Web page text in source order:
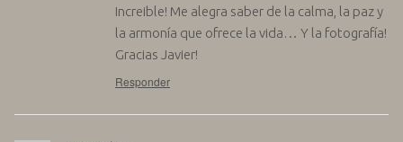
Increible! Me alegra saber de la calma, la paz y
la armonía que ofrece la vida… Y la fotografía!
Gracias Javier!
Responder